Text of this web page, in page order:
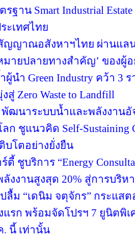
รฐาน Smart Industrial
ะเทศไทย
ญญาณอสังหาฯไทย ผ่านแล
มายปลายทางสำคัญ’ ของผู้
ผู้นำ Green Industry คว้า 3
Zero Waste to Landfill
พัฒนาระบบน้ำและพลังงาน
ชูแนวคิด Self-Sustaining
บโตอย่างยั่งยืน
ตี้ ชูบริการ “Energy
งงานสูงสุด 20% สู่การบริห
ลื้ม “เดนิม จตุจักร” กระแสต
รก พร้อมจัดโปรฯ 7 ยูนิตพิเ
. นี้ เท่านั้น